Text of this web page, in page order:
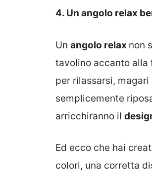
4. Un angolo relax
Un angolo relax non
tavolino accanto alla
per rilassarsi,
semplicemente
arricchiranno il
Ed ecco che hai
colori, una corretta